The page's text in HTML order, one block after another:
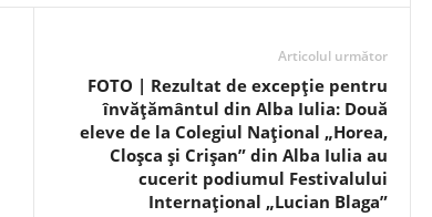
Articolul următor
FOTO | Rezultat de excepție pentru
învățământul din Alba Iulia: Două
eleve de la Colegiul Național „Horea,
Cloșca și Crișan” din Alba Iulia au
cucerit podiumul Festivalului
Internațional „Lucian Blaga”